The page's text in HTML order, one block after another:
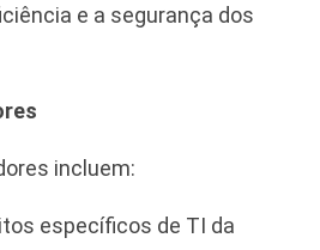
e a segurança dos
incluem:
específicos de TI da